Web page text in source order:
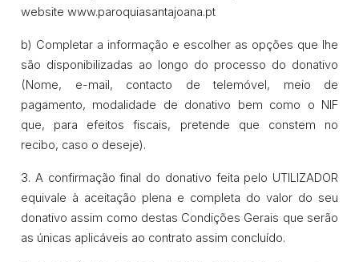
website www.paroquiasantajoana.pt
b) Completar a informação e escolher as opções que lhe
são disponibilizadas ao longo do processo do donativo
(Nome, e-mail, contacto de telemóvel, meio de
pagamento, modalidade de donativo bem como o NIF
que, para efeitos fiscais, pretende que constem no
recibo, caso o deseje).
3. A confirmação final do donativo feita pelo UTILIZADOR
equivale à aceitação plena e completa do valor do seu
donativo assim como destas Condições Gerais que serão
as únicas aplicáveis ao contrato assim concluído.